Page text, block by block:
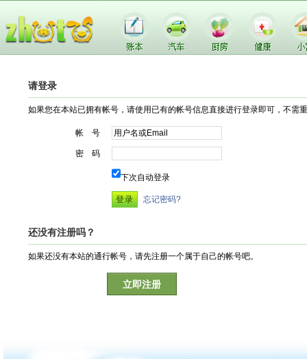
请登录
如果您在本站已拥有帐号，请使用已有的帐号信息直接进行登录即可，不需
帐 号
密 码
下次自动登录
忘记密码?
还没有注册吗？
如果还没有本站的通行帐号，请先注册一个属于自己的帐号吧。
立即注册